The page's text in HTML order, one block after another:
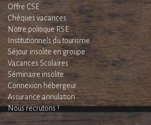
Offre CSE
Chèques vacances
Notre politique RSE
Institutionnels du tourisme
Séjour insolite en groupe
Vacances Scolaires
Séminaire insolite
Connexion hébergeur
Assurance annulation
Nous recrutons !